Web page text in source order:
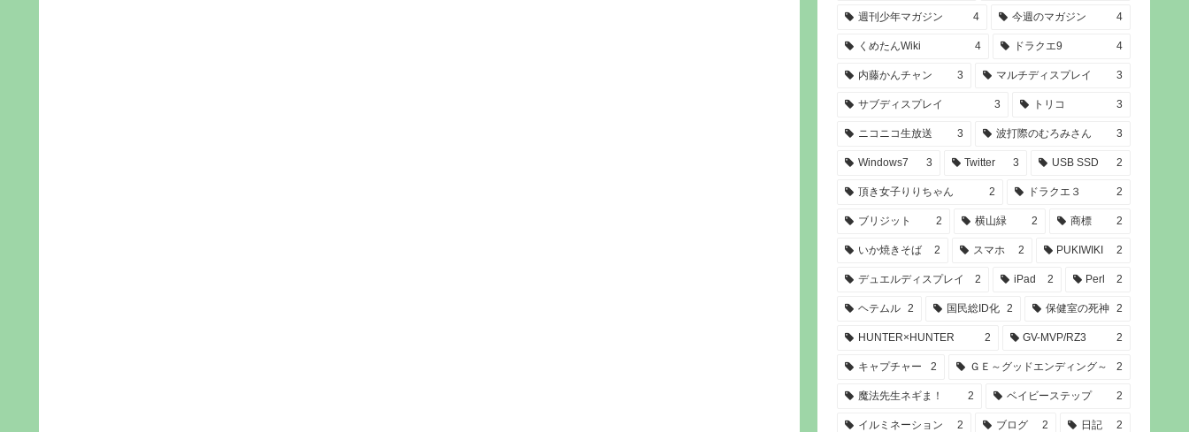
週刊少年マガジン 4 今週のマガジン 4
くめたんWiki 4 ドラクエ9 4
内藤かんチャン 3 マルチディスプレイ 3
サブディスプレイ 3 トリコ 3
ニコニコ生放送 3 波打際のむろみさん 3
Windows7 3 Twitter 3 USB SSD 2
頂き女子りりちゃん 2 ドラクエ３ 2
ブリジット 2 横山緑 2 商標 2
いか焼きそば 2 スマホ 2 PUKIWIKI 2
デュエルディスプレイ 2 iPad 2 Perl 2
ヘテムル 2 国民総ID化 2 保健室の死神 2
HUNTER×HUNTER 2 GV-MVP/RZ3 2
キャプチャー 2 ＧＥ～グッドエンディング～ 2
魔法先生ネギま！ 2 ベイビーステップ 2
イルミネーション 2 ブログ 2 日記 2